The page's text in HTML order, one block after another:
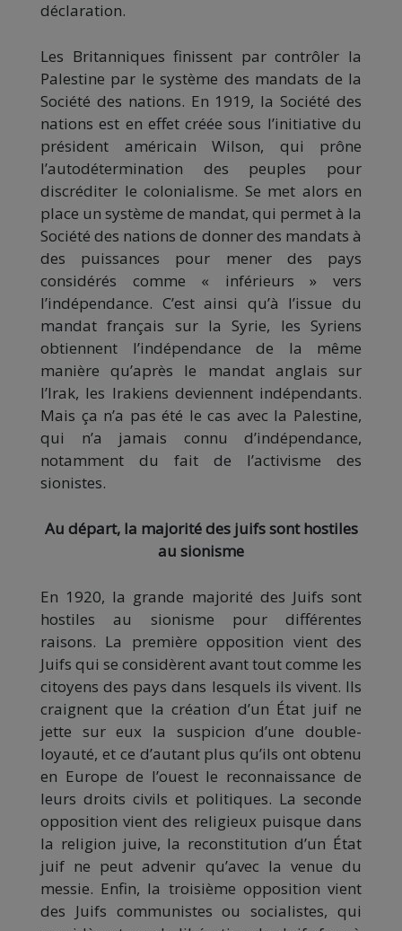
déclaration.
Les Britanniques finissent par contrôler la
Palestine par le système des mandats de la
Société des nations. En 1919, la Société des
nations est en effet créée sous l’initiative du
président américain Wilson, qui prône
l’autodétermination des peuples pour
discréditer le colonialisme. Se met alors en
place un système de mandat, qui permet à la
Société des nations de donner des mandats à
des puissances pour mener des pays
considérés comme « inférieurs » vers
l’indépendance. C’est ainsi qu’à l’issue du
mandat français sur la Syrie, les Syriens
obtiennent l’indépendance de la même
manière qu’après le mandat anglais sur
l’Irak, les Irakiens deviennent indépendants.
Mais ça n’a pas été le cas avec la Palestine,
qui n’a jamais connu d’indépendance,
notamment du fait de l’activisme des
sionistes.
Au départ, la majorité des juifs sont hostiles
au sionisme
En 1920, la grande majorité des Juifs sont
hostiles au sionisme pour différentes
raisons. La première opposition vient des
Juifs qui se considèrent avant tout comme les
citoyens des pays dans lesquels ils vivent. Ils
craignent que la création d’un État juif ne
jette sur eux la suspicion d’une double-
loyauté, et ce d’autant plus qu’ils ont obtenu
en Europe de l’ouest le reconnaissance de
leurs droits civils et politiques. La seconde
opposition vient des religieux puisque dans
la religion juive, la reconstitution d’un État
juif ne peut advenir qu’avec la venue du
messie. Enfin, la troisième opposition vient
des Juifs communistes ou socialistes, qui